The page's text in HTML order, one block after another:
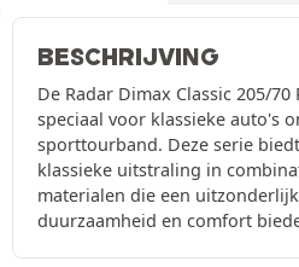
BESCHRIJVING
De Radar Dimax Classic 205/
speciaal voor klassieke auto's
sporttourband. Deze serie
klassieke uitstraling in
materialen die een
duurzaamheid en comfort